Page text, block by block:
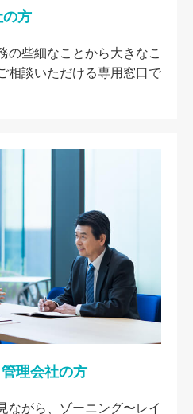
の方
の些細なことから大きなこ
相談いただける専用窓口で
理会社の方
ながら、ゾーニング〜レイ